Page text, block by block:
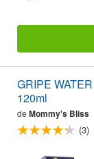
GRIPE WATER
120ml
de Mommy's Bliss
(3)